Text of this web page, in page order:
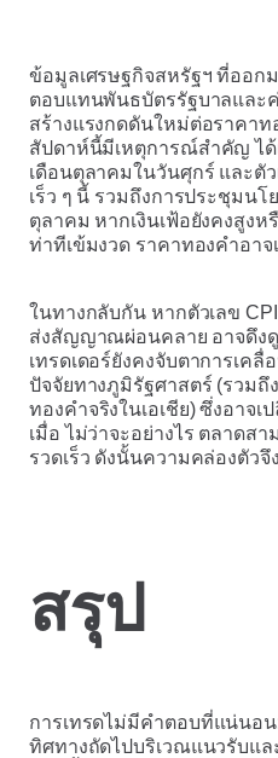
ข้อมูลเศรษฐกิจสหรัฐฯ ที่ออก
ตอบแทนพันธบัตรรัฐบาลและ
สร้างแรงกดดันใหม่ต่อราคา
สัปดาห์นี้มีเหตุการณ์สำคัญ ได้
เดือนตุลาคมในวันศุกร์ และตั
เร็ว ๆ นี้ รวมถึงการประชุมนโ
ตุลาคม หากเงินเฟ้อยังคงสูง
ท่าทีเข้มงวด ราคาทองคำอา
ในทางกลับกัน หากตัวเลข
ส่งสัญญาณผ่อนคลาย อาจดึง
เทรดเดอร์ยังคงจับตาการเค
ปัจจัยทางภูมิรัฐศาสตร์ (รวม
ทองคำจริงในเอเชีย) ซึ่งอาจ
เมื่อ ไม่ว่าจะอย่างไร ตลาดส
รวดเร็ว ดังนั้นความคล่องตัวจึ
สรุป
การเทรดไม่มีคำตอบที่แน่นอ
ทิศทางถัดไปบริเวณแนวรับแ